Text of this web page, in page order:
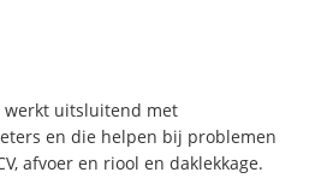
werkt uitsluitend met
en die helpen bij problemen
afvoer en riool en daklekkage.